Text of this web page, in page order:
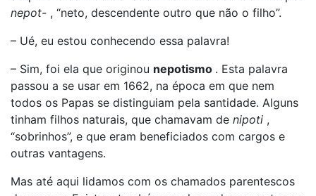
nepot- , “neto, descendente outro que não o filho”.
– Ué, eu estou conhecendo essa palavra!
– Sim, foi ela que originou nepotismo . Esta palavra
passou a se usar em 1662, na época em que nem
todos os Papas se distinguiam pela santidade. Alguns
tinham filhos naturais, que chamavam de nipoti ,
“sobrinhos”, e que eram beneficiados com cargos e
outras vantagens.
Mas até aqui lidamos com os chamados parentescos